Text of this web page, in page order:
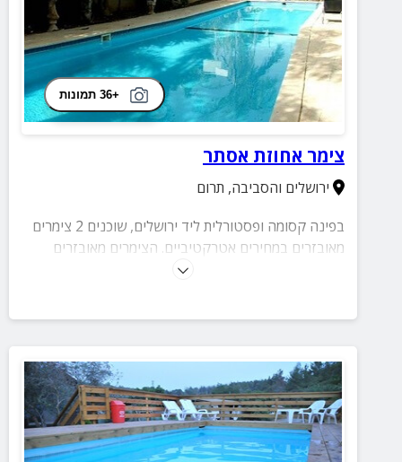
+36 תמונות
צימר אחוזת אסתר
ירושלים והסביבה, תרום
בפינה קסומה ופסטורלית ליד ירושלים, שוכנים 2 צימרים
מאובזרים במחירים אטרקטיביים. הצימרים מאובזרים
בקפידה ולצדם חצר מטופחת עם בריכה מול נוף יפהייפה.